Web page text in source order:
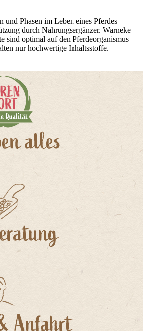
und Phasen im Leben eines Pferdes
durch Nahrungsergänzer. Warneke
optimal auf den Pferdeorganismus
nur hochwertige Inhaltsstoffe.